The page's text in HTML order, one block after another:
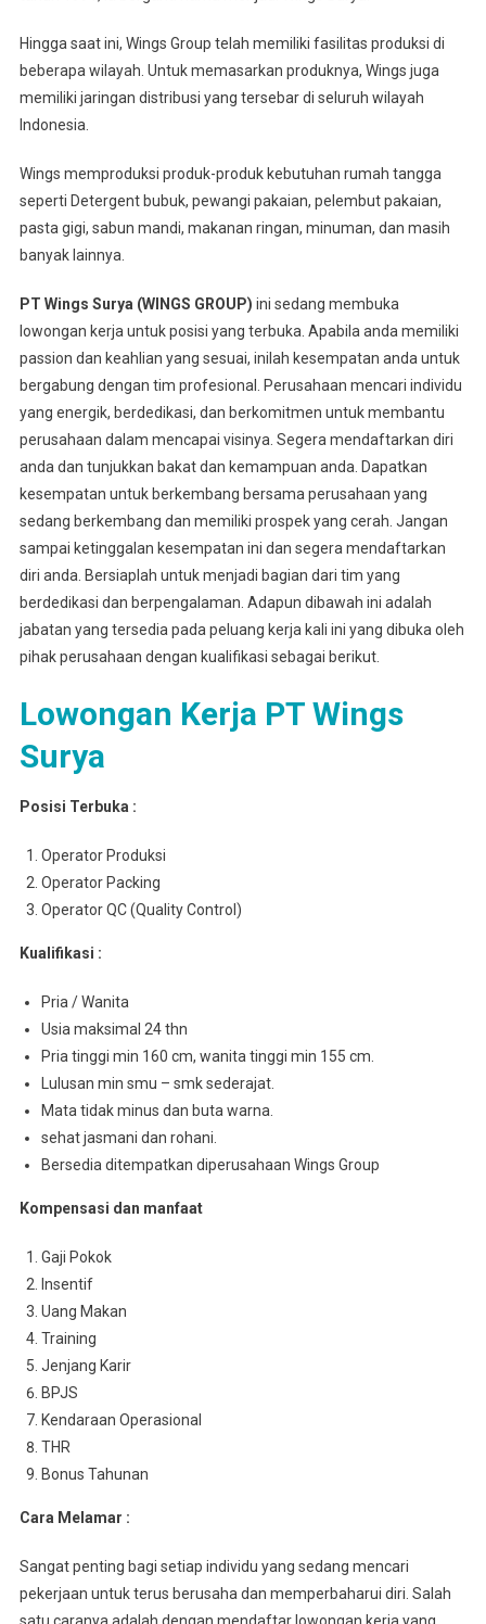
Hingga saat ini, Wings Group telah memiliki fasilitas produksi di
beberapa wilayah. Untuk memasarkan produknya, Wings juga
memiliki jaringan distribusi yang tersebar di seluruh wilayah
Indonesia.
Wings memproduksi produk-produk kebutuhan rumah tangga
seperti Detergent bubuk, pewangi pakaian, pelembut pakaian,
pasta gigi, sabun mandi, makanan ringan, minuman, dan masih
banyak lainnya.
PT Wings Surya (WINGS GROUP) ini sedang membuka
lowongan kerja untuk posisi yang terbuka. Apabila anda memiliki
passion dan keahlian yang sesuai, inilah kesempatan anda untuk
bergabung dengan tim profesional. Perusahaan mencari individu
yang energik, berdedikasi, dan berkomitmen untuk membantu
perusahaan dalam mencapai visinya. Segera mendaftarkan diri
anda dan tunjukkan bakat dan kemampuan anda. Dapatkan
kesempatan untuk berkembang bersama perusahaan yang
sedang berkembang dan memiliki prospek yang cerah. Jangan
sampai ketinggalan kesempatan ini dan segera mendaftarkan
diri anda. Bersiaplah untuk menjadi bagian dari tim yang
berdedikasi dan berpengalaman. Adapun dibawah ini adalah
jabatan yang tersedia pada peluang kerja kali ini yang dibuka oleh
pihak perusahaan dengan kualifikasi sebagai berikut.
Lowongan Kerja PT Wings
Surya
Posisi Terbuka :
Operator Produksi
Operator Packing
Operator QC (Quality Control)
Kualifikasi :
Pria / Wanita
Usia maksimal 24 thn
Pria tinggi min 160 cm, wanita tinggi min 155 cm.
Lulusan min smu – smk sederajat.
Mata tidak minus dan buta warna.
sehat jasmani dan rohani.
Bersedia ditempatkan diperusahaan Wings Group
Kompensasi dan manfaat
Gaji Pokok
Insentif
Uang Makan
Training
Jenjang Karir
BPJS
Kendaraan Operasional
THR
Bonus Tahunan
Cara Melamar :
Sangat penting bagi setiap individu yang sedang mencari
pekerjaan untuk terus berusaha dan memperbaharui diri. Salah